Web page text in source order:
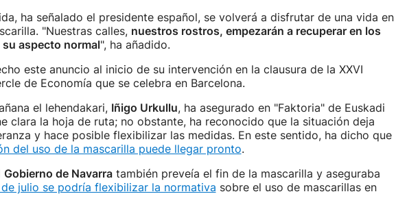
ha señalado el presidente español, se volverá a disfrutar de una vida en
"Nuestras calles, nuestros rostros, empezarán a recuperar en los
aspecto normal", ha añadido.
este anuncio al inicio de su intervención en la clausura de la XXVI
de Economía que se celebra en Barcelona.
el lehendakari, Iñigo Urkullu, ha asegurado en "Faktoria" de Euskadi
clara la hoja de ruta; no obstante, ha reconocido que la situación deja
y hace posible flexibilizar las medidas. En este sentido, ha dicho que
del uso de la mascarilla puede llegar pronto.
Gobierno de Navarratambién preveía el fin de la mascarilla y aseguraba
julio se podría flexibilizar la normativa sobre el uso de mascarillas en